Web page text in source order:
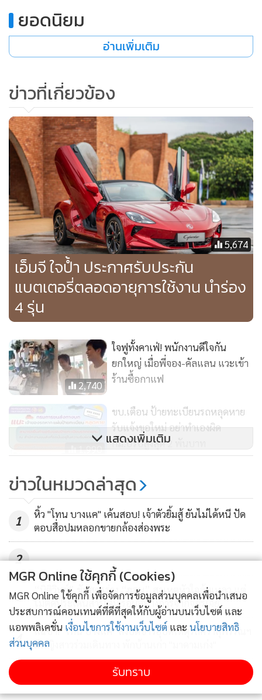
ยอดนิยม
อ่านเพิ่มเติม
ข่าวที่เกี่ยวข้อง
5,674
เอ็มจี ใจป้ำ ประกาศรับประกัน
แบตเตอรี่ตลอดอายุการใช้งาน นำร่อง
4 รุ่น
2,740
ใจฟูทั้งคาเฟ่! พนักงานดีใจกัน
ยกใหญ่ เมื่อพี่จอง-คัลแลน แวะเข้า
ร้านซื้อกาแฟ
1,990
ขบ.เตือน ป้ายทะเบียนรถหลุดหาย
รับแจ้งขอใหม่ อย่าทำเองผิด
กม.ปรับสูงสุด 2 พันบาท
7,365
ผ่านออนไลน์ จอง 10,000 บาทรับ
ส่วนลด 50,000 บาท
แสดงเพิ่มเติม
ข่าวในหมวดล่าสุด
1
หิ้ว "โทน บางแค" เค้นสอบ! เจ้าตัวยิ้มสู้ ยันไม่ได้หนี ปัด
ตอบสื่อปมหลอกขายกล้องส่องพระ
2
3
“นิติวิทย์” ชันสูตรร่าง “ฮลุน” สาเหตุหัวใจล้มเหลว แต่
ไม่ตัดประเด็นสารเคมี รอผลทางการจากจอร์เจีย
4
แฉซ้ำ! "โทน บางแค" สั่งปิดข่าวอุบัติเหตุรถคว่ำสุพรรณฯ
มีหญิงสาวร่วมเดินทาง พักบ้านเก่า "มาดามเก่ง"
ข่าวอื่นในหมวด
MGR Online ใช้คุกกี้ (Cookies)
MGR Online ใช้คุกกี้ เพื่อจัดการข้อมูลส่วนบุคคลเพื่อนำเสนอ
ประสบการณ์คอนเทนต์ที่ดีที่สุดให้กับผู้อ่านบนเว็บไซต์ และ
แอพพลิเคชั่น เงื่อนไขการใช้งานเว็บไซต์ และ นโยบายสิทธิ
ส่วนบุคคล
รับทราบ